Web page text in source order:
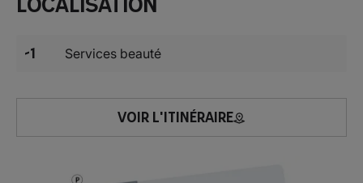
-1 Services beauté
VOIR L'ITINÉRAIRE